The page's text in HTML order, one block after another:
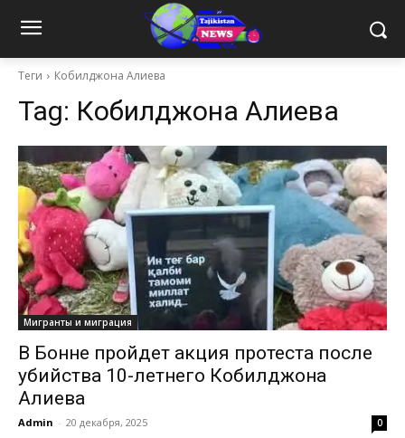
Теги Кобилджона Алиева
Tag: Кобилджона Алиева
Мигранты и миграция
В Бонне пройдет акция протеста после
убийства 10-летнего Кобилджона
Алиева
Admin - 20 декабря, 2025 0